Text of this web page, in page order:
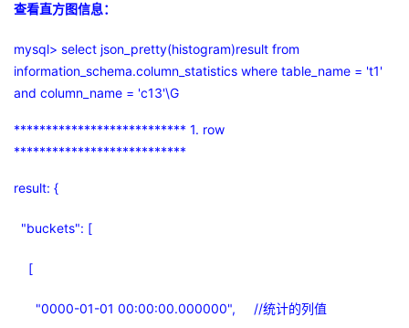
查看直方图信息：
mysql> select json_pretty(histogram)result from
information_schema.column_statistics where table_name = 't1'
and column_name = 'c13'\G
*************************** 1. row
***************************
result: {
"buckets": [
[
"0000-01-01 00:00:00.000000", //统计的列值